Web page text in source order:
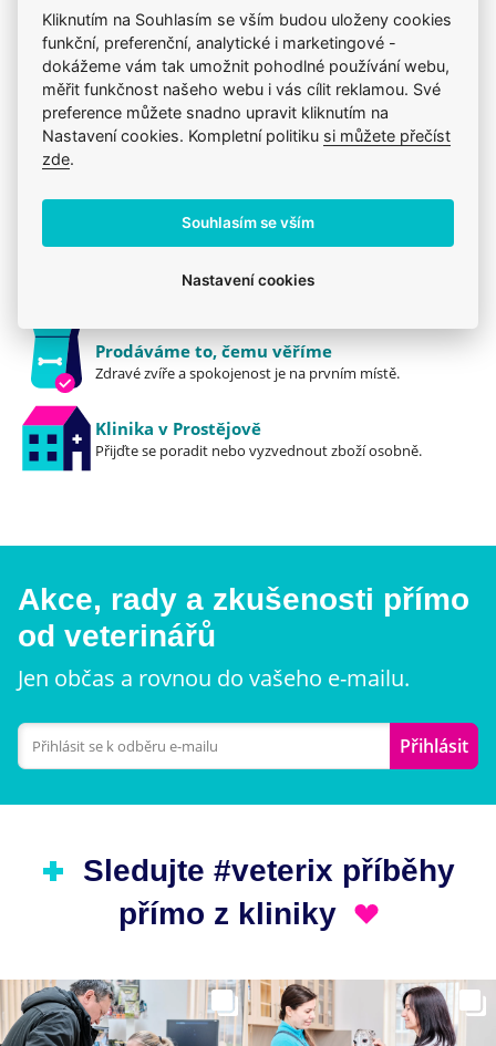
Produkt také v těchto kategoriích
Klouby, kosti a svaly
Kloubní výživa
Léčiva, vitamíny a doplňky
Mého psa trápí
Jsme zkušení veterináři
Mazlíčkům pomáháme denně již 20 let.
Vždy odborně poradíme
Prodáváme to, čemu věříme
Zdravé zvíře a spokojenost je na prvním místě.
Klinika v Prostějově
Přijďte se poradit nebo vyzvednout zboží osobně.
Akce, rady a zkušenosti přímo
od veterinářů
Jen občas a rovnou do vašeho e-mailu.
Přihlásit
Sledujte #veterix příběhy
přímo z kliniky
Kliknutím na Souhlasím se vším budou uloženy cookies
funkční, preferenční, analytické i marketingové -
dokážeme vám tak umožnit pohodlné používání webu,
měřit funkčnost našeho webu i vás cílit reklamou. Své
preference můžete snadno upravit kliknutím na
Nastavení cookies. Kompletní politiku si můžete přečíst
zde.
Souhlasím se vším
Nastavení cookies